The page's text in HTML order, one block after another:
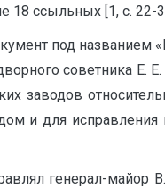
18 ссыльных [1, с. 22-
под названием
советника Е.
заводов
и для
генерал-майор